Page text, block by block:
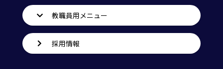
教職員用メニュー
採用情報